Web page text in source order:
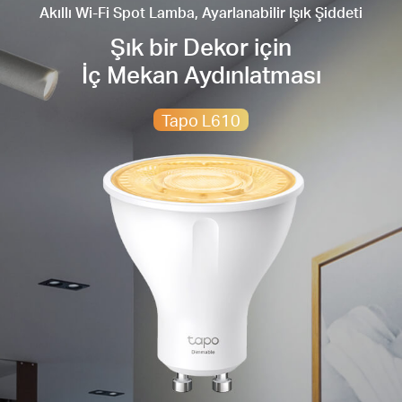
Şık bir Dekor için
İç Mekan Aydınlatması
Akıllı Wi-Fi Spot Lamba, Ayarlanabilir Işık Şiddeti
Tapo L610